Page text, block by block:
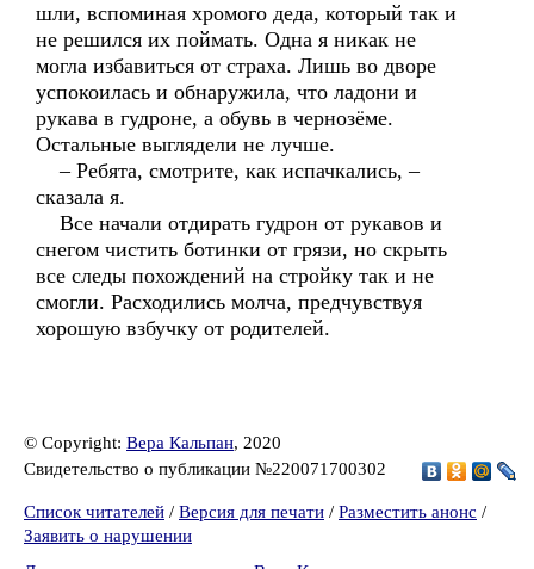
шли, вспоминая хромого деда, который так и
не решился их поймать. Одна я никак не
могла избавиться от страха. Лишь во дворе
успокоилась и обнаружила, что ладони и
рукава в гудроне, а обувь в чернозёме.
Остальные выглядели не лучше.
– Ребята, смотрите, как испачкались, –
сказала я.
Все начали отдирать гудрон от рукавов и
снегом чистить ботинки от грязи, но скрыть
все следы похождений на стройку так и не
смогли. Расходились молча, предчувствуя
хорошую взбучку от родителей.
© Copyright: Вера Кальпан, 2020
Свидетельство о публикации №220071700302
Список читателей / Версия для печати / Разместить анонс /
Заявить о нарушении